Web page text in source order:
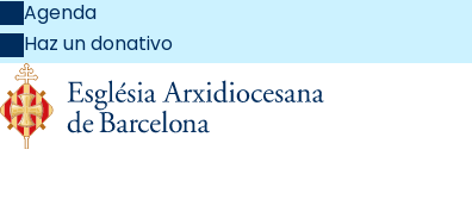
Agenda
Haz un donativo